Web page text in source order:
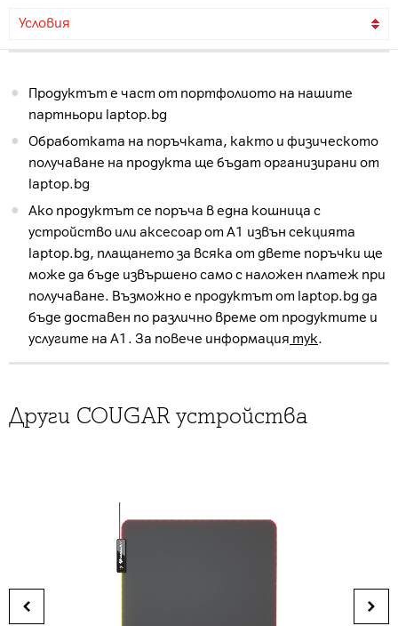
Условия
Продуктът е част от портфолиото на нашите
партньори laptop.bg
Обработката на поръчката, както и физическото
получаване на продукта ще бъдат организирани от
laptop.bg
Ако продуктът се поръча в една кошница с
устройство или аксесоар от А1 извън секцията
laptop.bg, плащането за всяка от двете поръчки ще
може да бъде извършено само с наложен платеж при
получаване. Възможно е продуктът от laptop.bg да
бъде доставен по различно време от продуктите и
услугите на А1. За повече информация тук.
Други COUGAR устройства